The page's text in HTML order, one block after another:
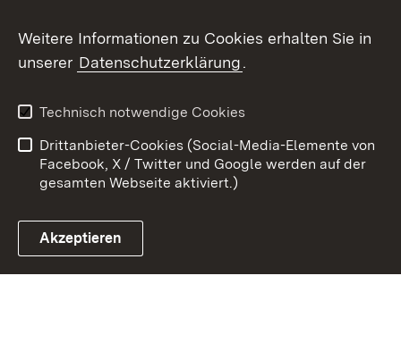
Link zum Landesportal
Barrierefreiheit
Benutzungshinweise
Impressum
Cookies
Weitere Informationen zu Cookies erhalten Sie in
unserer Datenschutzerklärung.
Technisch notwendige Cookies
Drittanbieter-Cookies (Social-Media-Elemente von
Facebook, X / Twitter und Google werden auf der
gesamten Webseite aktiviert.)
Akzeptieren